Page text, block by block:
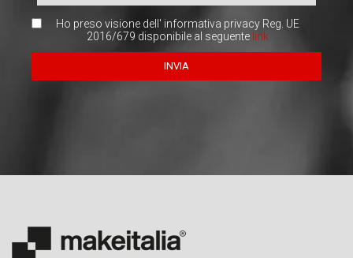
Ho preso visione dell' informativa privacy Reg. UE
2016/679 disponibile al seguente link